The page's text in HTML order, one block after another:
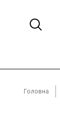
Головна